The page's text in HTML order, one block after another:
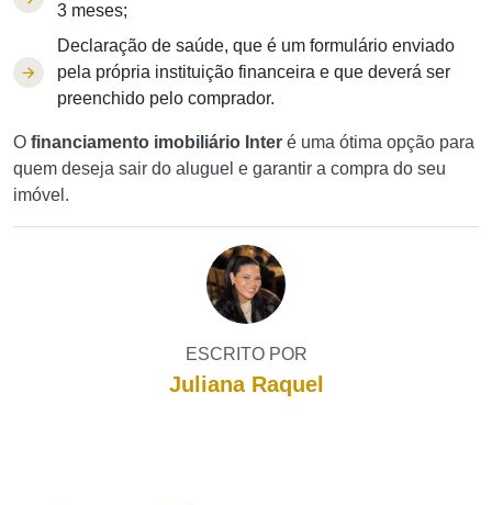
3 meses;
Declaração de saúde, que é um formulário enviado
pela própria instituição financeira e que deverá ser
preenchido pelo comprador.
O financiamento imobiliário Inter é uma ótima opção para
quem deseja sair do aluguel e garantir a compra do seu
imóvel.
ESCRITO POR
Juliana Raquel